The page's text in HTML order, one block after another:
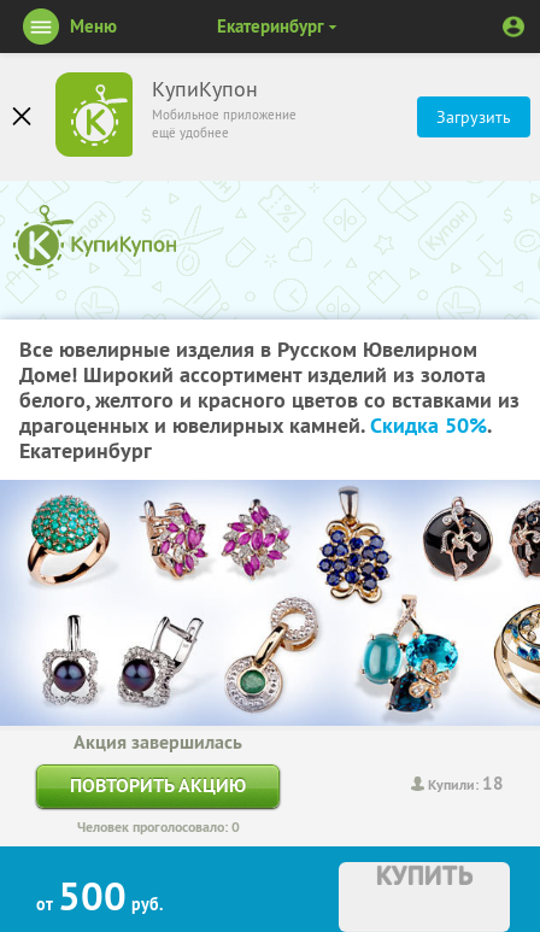
КупиКупон
Мобильное приложение
ещё удобнее
Загрузить
Меню Екатеринбург
Все ювелирные изделия в Русском Ювелирном
Доме! Широкий ассортимент изделий из золота
белого, желтого и красного цветов со вставками из
драгоценных и ювелирных камней.Скидка 50%.
Екатеринбург
Купили: 18
Акция завершилась
ПОВТОРИТЬ АКЦИЮ
Человек проголосовало: 0
от 500 руб.
КУПИТЬ